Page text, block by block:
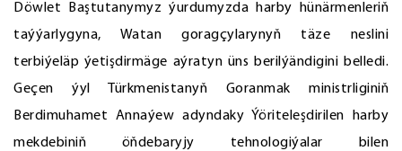
Döwlet Baştutanymyz ýurdumyzda harby hünärmenleriň
taýýarlygyna, Watan goragçylarynyň täze neslini
terbiýeläp ýetişdirmäge aýratyn üns berilýändigini belledi.
Geçen ýyl Türkmenistanyň Goranmak ministrliginiň
Berdimuhamet Annaýew adyndaky Ýöriteleşdirilen harby
mekdebiniň öňdebaryjy tehnologiýalar bilen